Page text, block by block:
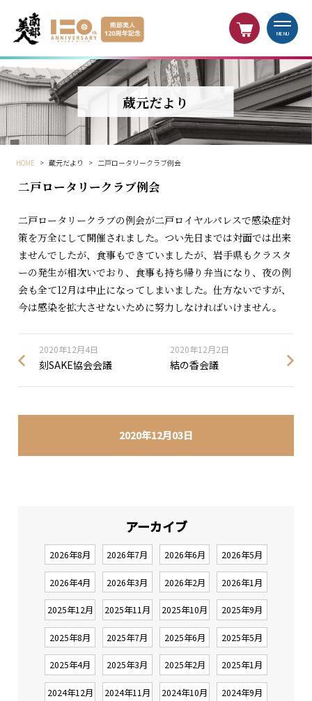
MENU
蔵元だより
HOME > 蔵元だより > 二戸ロータリークラブ例会
2020年12月03日
二戸ロータリークラブ例会
二戸ロータリークラブの例会が二戸ロイヤルパレスで感染症対
策を万全にして開催されました。つい先日までは対面では出来
ませんでしたが、食事もできていましたが、岩手県もクラスタ
ーの発生が相次いでおり、食事も持ち帰り弁当になり、夜の例
会も全て12月は中止になってしまいました。仕方ないですが、
今は感染を拡大させないために努力しなければいけません。
2020年12月4日
刻SAKE協会会議
2020年12月2日
結の香会議
アーカイブ
2026年8月 2026年7月 2026年6月 2026年5月
2026年4月 2026年3月 2026年2月 2026年1月
2025年12月 2025年11月 2025年10月 2025年9月
2025年8月 2025年7月 2025年6月 2025年5月
2025年4月 2025年3月 2025年2月 2025年1月
2024年12月 2024年11月 2024年10月 2024年9月